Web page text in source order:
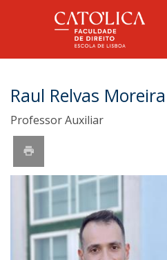
Raul Relvas Moreira
Professor Auxiliar